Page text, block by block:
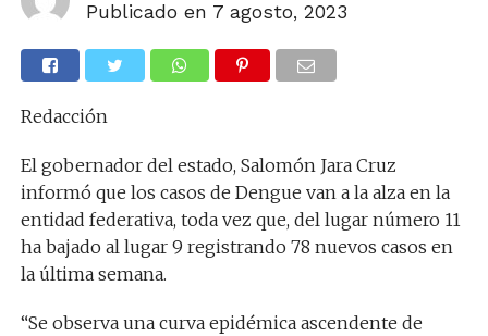
Publicado en 7 agosto, 2023
Redacción
El gobernador del estado, Salomón Jara Cruz
informó que los casos de Dengue van a la alza en la
entidad federativa, toda vez que, del lugar número 11
ha bajado al lugar 9 registrando 78 nuevos casos en
la última semana.
“Se observa una curva epidémica ascendente de